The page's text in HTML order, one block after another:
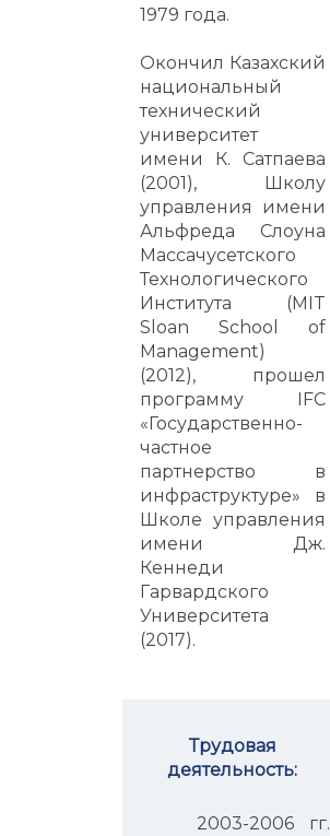
1979 года.
Окончил Казахский
национальный
технический
университет
имени К. Сатпаева
(2001), Школу
управления имени
Альфреда Слоуна
Массачусетского
Технологического
Института (MIT
Sloan School of
Management)
(2012), прошел
программу IFC
«Государственно-
частное
партнерство в
инфраструктуре» в
Школе управления
имени Дж.
Кеннеди
Гарвардского
Университета
(2017).
Трудовая
деятельность:
2003-2006 гг.